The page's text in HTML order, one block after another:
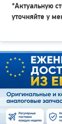
*Актуальную
уточняйте у